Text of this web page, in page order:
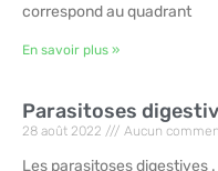
correspond au quadrant
En savoir plus »
Parasitoses
28 août 2022 Aucun
Les parasitoses digestives